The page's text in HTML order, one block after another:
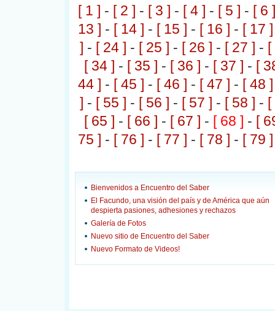
[ 1 ] - [ 2 ] - [ 3 ] - [ 4 ] - [ 5 ] - [ 6 ]
13 ] - [ 14 ] - [ 15 ] - [ 16 ] - [ 17 ]
] - [ 24 ] - [ 25 ] - [ 26 ] - [ 27 ] - [
[ 34 ] - [ 35 ] - [ 36 ] - [ 37 ] - [
44 ] - [ 45 ] - [ 46 ] - [ 47 ] - [ 48 ]
] - [ 55 ] - [ 56 ] - [ 57 ] - [ 58 ] - [
[ 65 ] - [ 66 ] - [ 67 ] - [ 68 ] - [
75 ] - [ 76 ] - [ 77 ] - [ 78 ] - [ 79 ]
Bienvenidos a Encuentro del Saber
El Facundo, una visión del país y de América que aún
despierta pasiones, adhesiones y rechazos
Galería de Fotos
Nuevo sitio de Encuentro del Saber
Nuevo Formato de Videos!